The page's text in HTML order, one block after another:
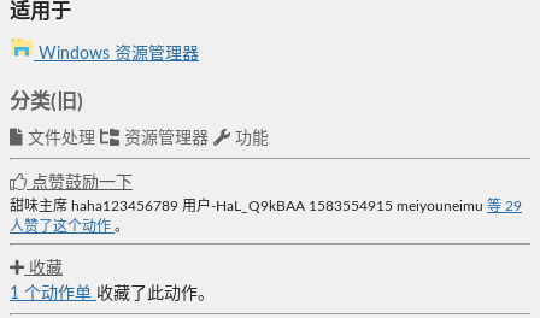
适用于
Windows 资源管理器
分类(旧)
文件处理 资源管理器 功能
点赞鼓励一下
甜味主席 haha123456789 用户-HaL_Q9kBAA 1583554915 meiyouneimu 等 29
人赞了这个动作 。
收藏
1 个动作单 收藏了此动作。